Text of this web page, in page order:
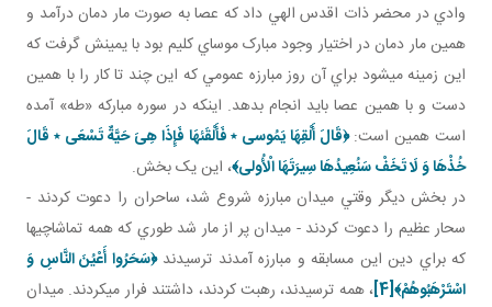
وادي در محضر ذات اقدس الهي داد که عصا به صورت مار دمان درآمد و
همين مار دمان در اختيار وجود مبارک موساي کليم بود با يمينش گرفت که
اين زمينه مي شود براي آن روز مبارزه عمومي که اين چند تا کار را با همين
دست و با همين عصا بايد انجام بدهد. اينکه در سوره مبارکه «طه» آمده
است همين است:﴿قَالَ أَلْقِهَا يَمُوسى ٭ فَأَلْقَئهَا فَإِذَا هِىَ حَيَّةٌ تَسْعَى ٭ قَالَ
خُذْهَا وَ لَا تَخَفْ سَنُعِيدُهَا سِيرَتَهَا الْأُولى‏﴾، اين يک بخش.
در بخش ديگر وقتي ميدان مبارزه شروع شد، ساحران را دعوت کردند -
سحار عظيم را دعوت کردند - ميدان پر از مار شد طوري که همه تماشاچي ها
که براي دين اين مسابقه و مبارزه آمدند ترسيدند﴿سَحَرُوا أَعْيُنَ النَّاسِ وَ
اسْتَرْهَبُوهُمْ﴾[4]
، همه ترسيدند، رهبت کردند، داشتند فرار مي کردند. ميدان